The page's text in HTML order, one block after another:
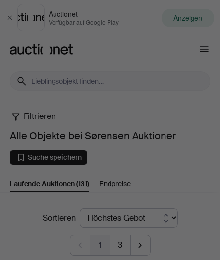
Schließen
Auctionet
Verfügbar auf Google Play Anzeigen
Alle
Objekte
bei
Sørensen
Auktioner
Filtrieren
Alle Objekte bei Sørensen Auktioner
Suche speichern
Laufende Auktionen(131) Endpreise
LaufendeSortieren
1 3